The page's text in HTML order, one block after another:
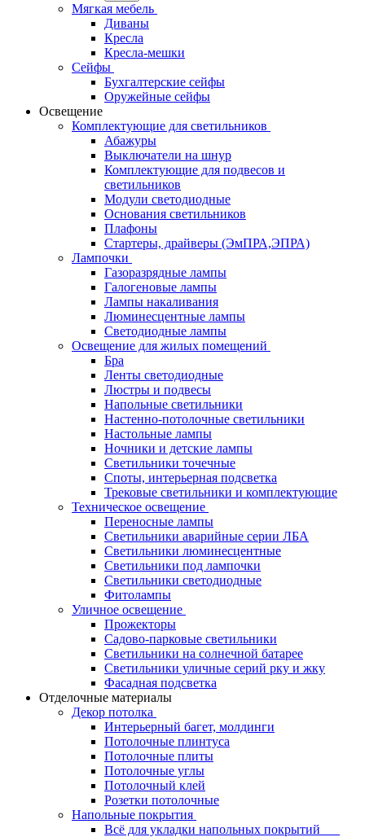
Мягкая мебель
Диваны
Кресла
Кресла-мешки
Сейфы
Бухгалтерские сейфы
Оружейные сейфы
Освещение
Комплектующие для светильников
Абажуры
Выключатели на шнур
Комплектующие для подвесов и
светильников
Модули светодиодные
Основания светильников
Плафоны
Стартеры, драйверы (ЭмПРА,ЭПРА)
Лампочки
Газоразрядные лампы
Галогеновые лампы
Лампы накаливания
Люминесцентные лампы
Светодиодные лампы
Освещение для жилых помещений
Бра
Ленты светодиодные
Люстры и подвесы
Напольные светильники
Настенно-потолочные светильники
Настольные лампы
Ночники и детские лампы
Светильники точечные
Споты, интерьерная подсветка
Трековые светильники и комплектующие
Техническое освещение
Переносные лампы
Светильники аварийные серии ЛБА
Светильники люминесцентные
Светильники под лампочки
Светильники светодиодные
Фитолампы
Уличное освещение
Прожекторы
Садово-парковые светильники
Светильники на солнечной батарее
Светильники уличные серий рку и жку
Фасадная подсветка
Отделочные материалы
Декор потолка
Интерьерный багет, молдинги
Потолочные плинтуса
Потолочные плиты
Потолочные углы
Потолочный клей
Розетки потолочные
Напольные покрытия
Всё для укладки напольных покрытий